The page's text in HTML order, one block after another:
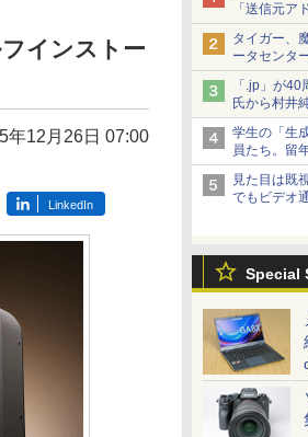
「送信元ア
【やじうま
タイガー、
ータセンタ
で 「ステン
「.jp」が
氏から村井
学生の「生
員たち。留
見た目は既
でもビデオ
Special
インストー
年12月26日 07:00
LinkedIn